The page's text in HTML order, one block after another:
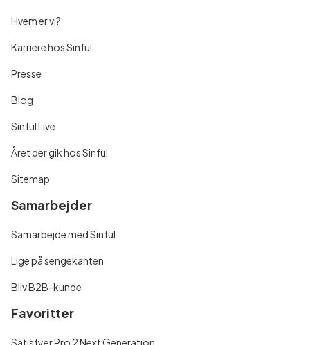
Hvem er vi?
Karriere hos Sinful
Presse
Blog
Sinful Live
Året der gik hos Sinful
Sitemap
Samarbejder
Samarbejde med Sinful
Lige på sengekanten
Bliv B2B-kunde
Favoritter
Satisfyer Pro 2 Next Generation